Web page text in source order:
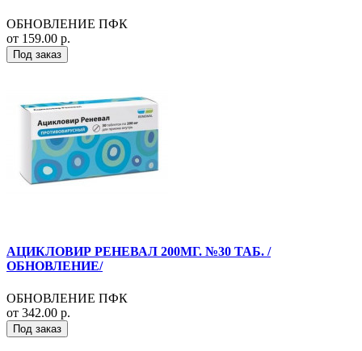
ОБНОВЛЕНИЕ ПФК
от 159.00 р.
Под заказ
АЦИКЛОВИР РЕНЕВАЛ 200МГ. №30 ТАБ. /
ОБНОВЛЕНИЕ/
ОБНОВЛЕНИЕ ПФК
от 342.00 р.
Под заказ